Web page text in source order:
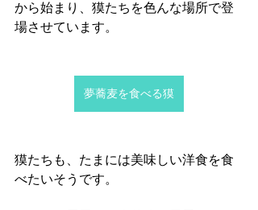
から始まり、獏たちを色んな場所で登
場させています。
夢蕎麦を食べる獏
獏たちも、たまには美味しい洋食を食
べたいそうです。